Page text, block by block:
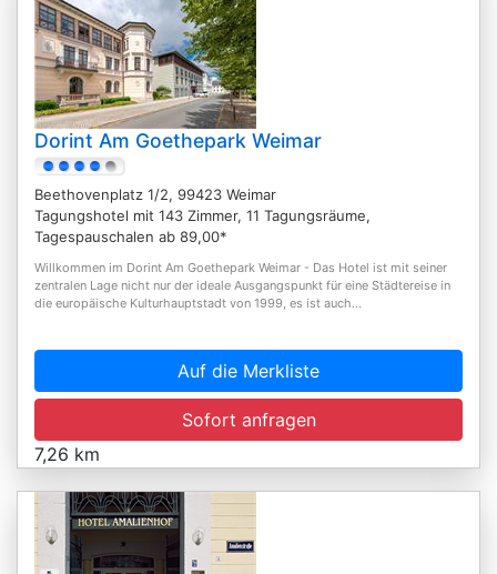
Dorint Am Goethepark Weimar
Beethovenplatz 1/2, 99423 Weimar
Tagungshotel mit 143 Zimmer, 11 Tagungsräume,
Tagespauschalen ab 89,00*
Willkommen im Dorint Am Goethepark Weimar - Das Hotel ist mit seiner
zentralen Lage nicht nur der ideale Ausgangspunkt für eine Städtereise in
die europäische Kulturhauptstadt von 1999, es ist auch...
Auf die Merkliste
Sofort anfragen
7,26 km